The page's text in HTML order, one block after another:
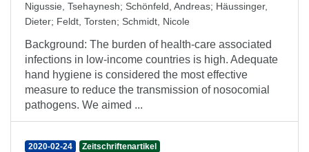
Nigussie, Tsehaynesh; Schönfeld, Andreas; Häussinger,
Dieter; Feldt, Torsten; Schmidt, Nicole
Background: The burden of health-care associated
infections in low-income countries is high. Adequate
hand hygiene is considered the most effective
measure to reduce the transmission of nosocomial
pathogens. We aimed ...
2020-02-24 Zeitschriftenartikel